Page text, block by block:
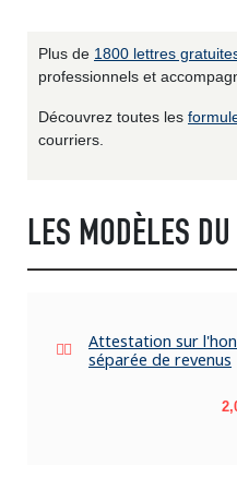
Plus de 1800 lettres
professionnels et
Découvrez toutes les
courriers.
LES MODÈLES
Attestation sur
séparée de revenus